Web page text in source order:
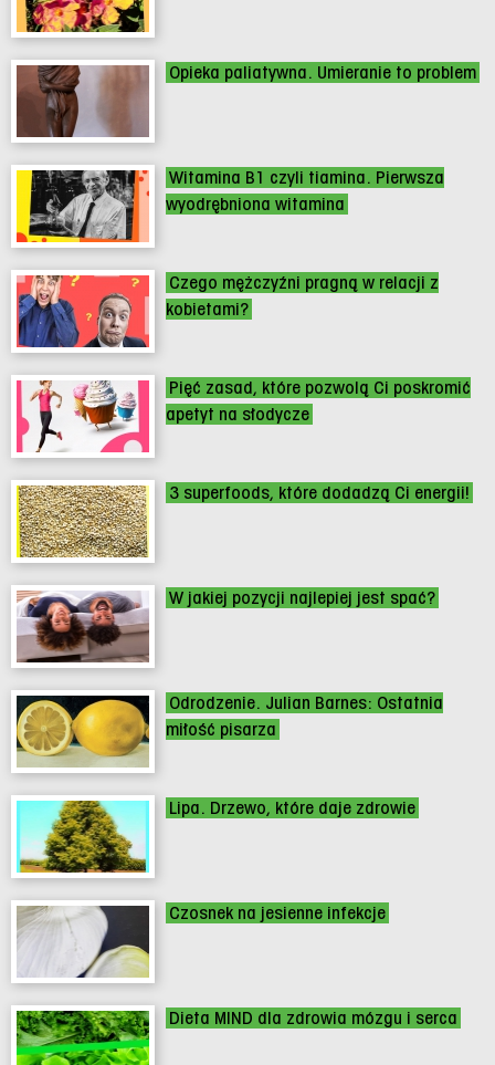
Opieka paliatywna. Umieranie to problem
Witamina B1 czyli tiamina. Pierwsza
wyodrębniona witamina
Czego mężczyźni pragną w relacji z
kobietami?
Pięć zasad, które pozwolą Ci poskromić
apetyt na słodycze
3 superfoods, które dodadzą Ci energii!
W jakiej pozycji najlepiej jest spać?
Odrodzenie. Julian Barnes: Ostatnia
miłość pisarza
Lipa. Drzewo, które daje zdrowie
Czosnek na jesienne infekcje
Dieta MIND dla zdrowia mózgu i serca